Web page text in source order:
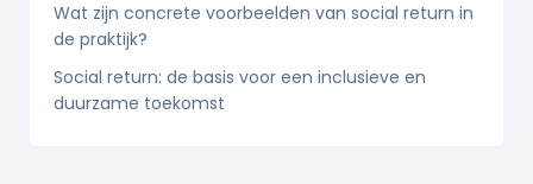
Wat zijn concrete voorbeelden van social return in
de praktijk?
Social return: de basis voor een inclusieve en
duurzame toekomst